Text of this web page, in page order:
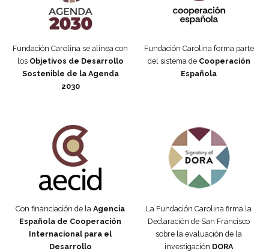
Fundación Carolina se alinea con
los Objetivos de Desarrollo
Sostenible de la Agenda
2030
Fundación Carolina forma parte
del sistema de Cooperación
Española
Con financiación de la Agencia
Española de Cooperación
Internacional para el
Desarrollo
La Fundación Carolina firma la
Declaración de San Francisco
sobre la evaluación de la
investigación DORA